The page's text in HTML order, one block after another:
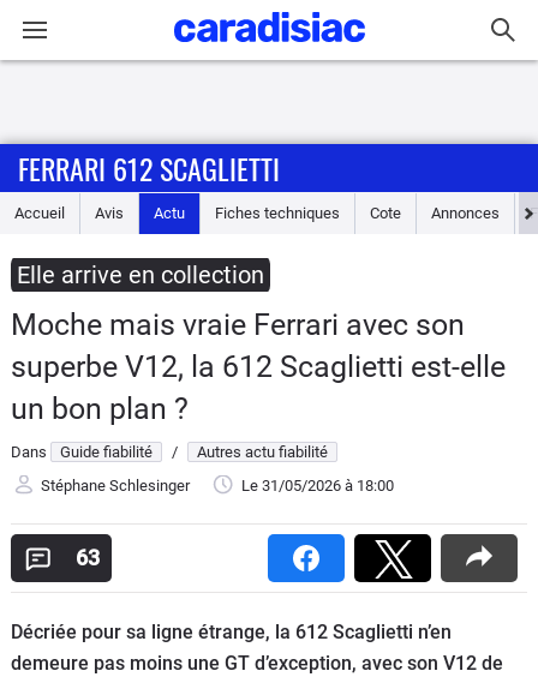
Accueil
Essais
Guide
d'achat
Electriques
Flottes
Auto
Services
FERRARI 612 SCAGLIETTI
Accueil Avis Actu Fiches techniques Cote Annonces
Elle arrive en collection
Moche mais vraie Ferrari avec son
superbe V12, la 612 Scaglietti est-elle
un bon plan ?
Dans Guide fiabilité /
Autres actu fiabilité
Stéphane Schlesinger
Le 31/05/2026 à 18:00
63
Décriée pour sa ligne étrange, la 612 Scaglietti n’en
demeure pas moins une GT d’exception, avec son V12 de